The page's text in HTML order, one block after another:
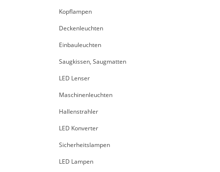
Kopflampen
Deckenleuchten
Einbauleuchten
Saugkissen, Saugmatten
LED Lenser
Maschinenleuchten
Hallenstrahler
LED Konverter
Sicherheitslampen
LED Lampen